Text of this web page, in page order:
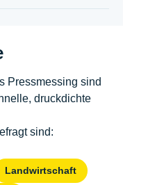
Pressmessing sind
druckdichte
sind:
Landwirtschaft